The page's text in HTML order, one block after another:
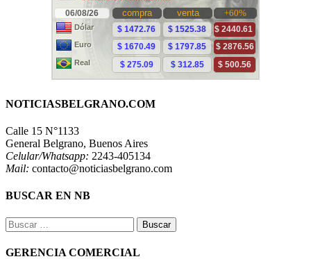
NOTICIASBELGRANO.COM
Calle 15 N°1133
General Belgrano, Buenos Aires
Celular/Whatsapp: 2243-405134
Mail: contacto@noticiasbelgrano.com
BUSCAR EN NB
Buscar:
GERENCIA COMERCIAL